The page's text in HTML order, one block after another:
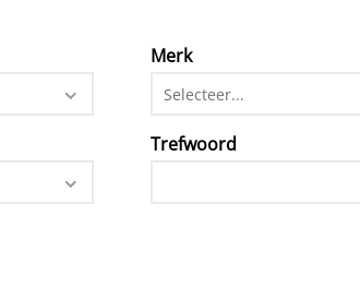
Merk
Selecteer...
Trefwoord